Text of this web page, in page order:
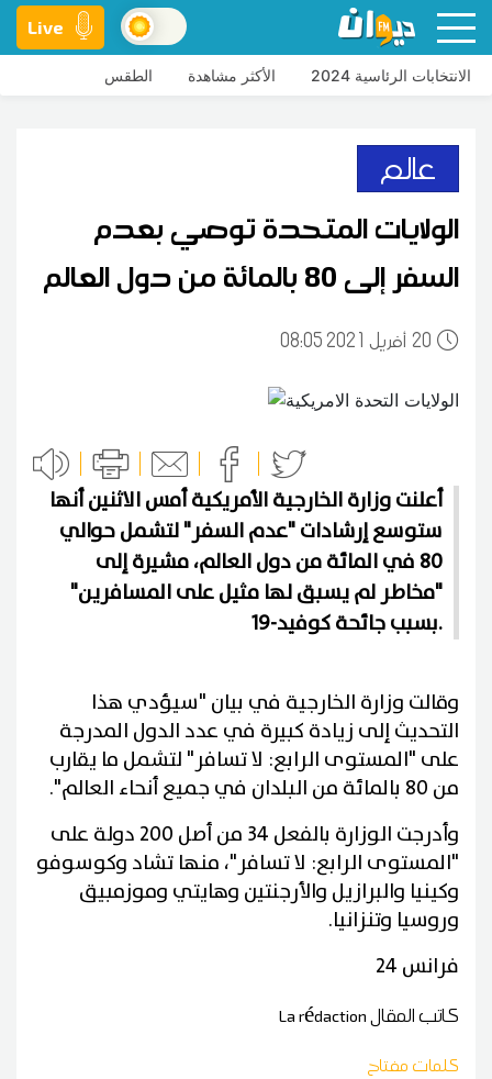
Live
الانتخابات الرئاسية 2024 الأكثر مشاهدة الطقس
عالم
الولايات المتحدة توصي بعدم
السفر إلى 80 بالمائة من دول العالم
20 08:05 2021 أفريل
أعلنت وزارة الخارجية الأمريكية أمس الاثنين أنها
ستوسع إرشادات "عدم السفر" لتشمل حوالي
80 في المائة من دول العالم، مشيرة إلى
"مخاطر لم يسبق لها مثيل على المسافرين"
بسبب جائحة كوفيد-19.
وقالت وزارة الخارجية في بيان "سيؤدي هذا
التحديث إلى زيادة كبيرة في عدد الدول المدرجة
على "المستوى الرابع: لا تسافر" لتشمل ما يقارب
من 80 بالمائة من البلدان في جميع أنحاء العالم".
وأدرجت الوزارة بالفعل 34 من أصل 200 دولة على
"المستوى الرابع: لا تسافر"، منها تشاد وكوسوفو
وكينيا والبرازيل والأرجنتين وهايتي وموزمبيق
وروسيا وتنزانيا.
فرانس 24
كاتب المقالLa rédaction
كلمات مفتاح